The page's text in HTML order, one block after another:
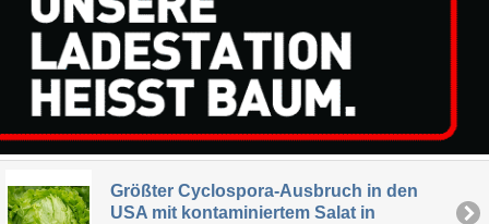
Größter Cyclospora-Ausbruch in den
USA mit kontaminiertem Salat in